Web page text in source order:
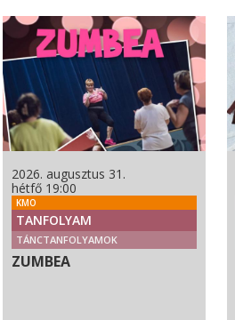
2026. augusztus 31.
hétfő 19:00
KMO
TANFOLYAM
TÁNCTANFOLYAMOK
ZUMBEA